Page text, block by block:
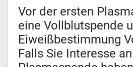
Vor der ersten
eine Vollblutspende
Eiweißbestimmung
Falls Sie Interesse